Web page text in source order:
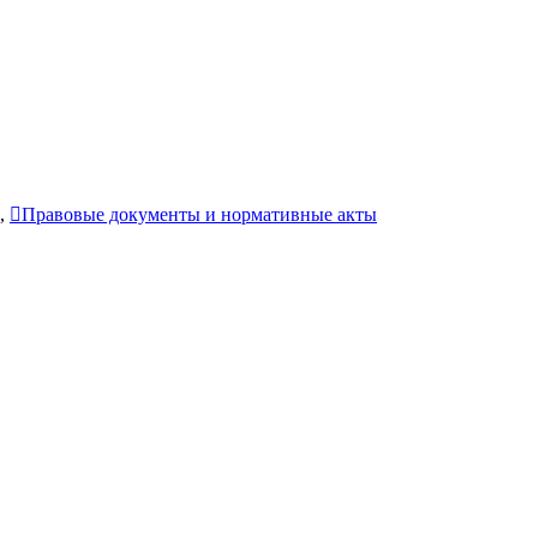
,
Правовые документы и нормативные акты